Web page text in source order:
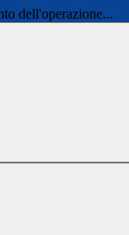
dell'operazione...